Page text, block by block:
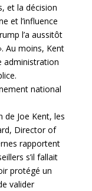
et la décision
et l’influence
l’a aussitôt
Au moins, Kent
administration
national
de Joe Kent, les
Director of
rapportent
s’il fallait
protégé un
valider